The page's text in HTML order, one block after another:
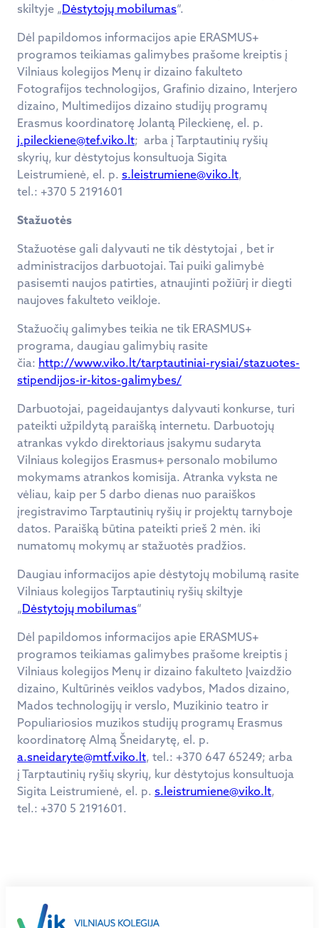
skiltyje „Dėstytojų mobilumas“.
Dėl papildomos informacijos apie ERASMUS+
programos teikiamas galimybes prašome kreiptis į
Vilniaus kolegijos Menų ir dizaino fakulteto
Fotografijos technologijos, Grafinio dizaino, Interjero
dizaino, Multimedijos dizaino studijų programų
Erasmus koordinatorę Jolantą Pileckienę, el. p.
j.pileckiene@tef.viko.lt; arba į Tarptautinių ryšių
skyrių, kur dėstytojus konsultuoja Sigita
Leistrumienė, el. p. s.leistrumiene@viko.lt,
tel.: +370 5 2191601
Stažuotės
Stažuotėse gali dalyvauti ne tik dėstytojai , bet ir
administracijos darbuotojai. Tai puiki galimybė
pasisemti naujos patirties, atnaujinti požiūrį ir diegti
naujoves fakulteto veikloje.
Stažuočių galimybes teikia ne tik ERASMUS+
programa, daugiau galimybių rasite
čia: http://www.viko.lt/tarptautiniai-rysiai/stazuotes-
stipendijos-ir-kitos-galimybes/
Darbuotojai, pageidaujantys dalyvauti konkurse, turi
pateikti užpildytą paraišką internetu. Darbuotojų
atrankas vykdo direktoriaus įsakymu sudaryta
Vilniaus kolegijos Erasmus+ personalo mobilumo
mokymams atrankos komisija. Atranka vyksta ne
vėliau, kaip per 5 darbo dienas nuo paraiškos
įregistravimo Tarptautinių ryšių ir projektų tarnyboje
datos. Paraišką būtina pateikti prieš 2 mėn. iki
numatomų mokymų ar stažuotės pradžios.
Daugiau informacijos apie dėstytojų mobilumą rasite
Vilniaus kolegijos Tarptautinių ryšių skiltyje
„Dėstytojų mobilumas“
Dėl papildomos informacijos apie ERASMUS+
programos teikiamas galimybes prašome kreiptis į
Vilniaus kolegijos Menų ir dizaino fakulteto Įvaizdžio
dizaino, Kultūrinės veiklos vadybos, Mados dizaino,
Mados technologijų ir verslo, Muzikinio teatro ir
Populiariosios muzikos studijų programų Erasmus
koordinatorę Almą Šneidarytę, el. p.
a.sneidaryte@mtf.viko.lt, tel.: +370 647 65249; arba
į Tarptautinių ryšių skyrių, kur dėstytojus konsultuoja
Sigita Leistrumienė, el. p. s.leistrumiene@viko.lt,
tel.: +370 5 2191601.